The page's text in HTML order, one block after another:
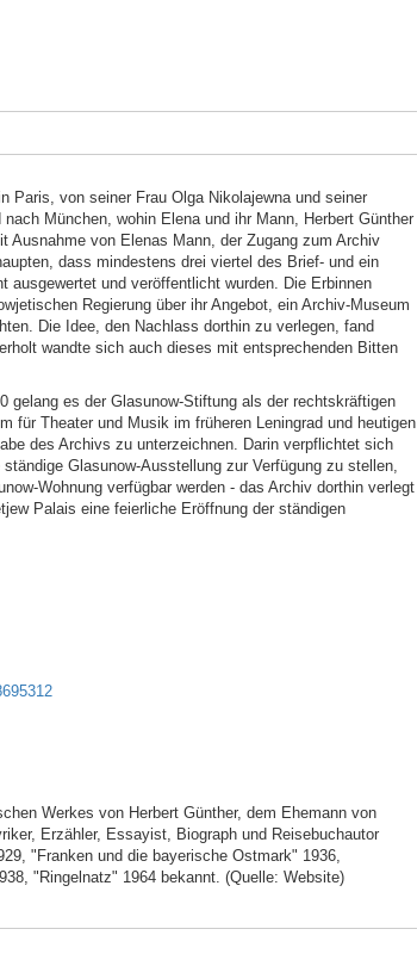
Paris, von seiner Frau Olga Nikolajewna und seiner
München, wohin Elena und ihr Mann, Herbert Günther
von Elenas Mann, der Zugang zum Archiv
dass mindestens drei viertel des Brief- und ein
und veröffentlicht wurden. Die Erbinnen
Regierung über ihr Angebot, ein Archiv-Museum
Die Idee, den Nachlass dorthin zu verlegen, fand
wandte sich auch dieses mit entsprechenden Bitten
gelang es der Glasunow-Stiftung als der rechtskräftigen
für Theater und Musik im früheren Leningrad und heutigen
des Archivs zu unterzeichnen. Darin verpflichtet sich
Glasunow-Ausstellung zur Verfügung zu stellen,
Wohnung verfügbar werden - das Archiv dorthin verlegt
Palais eine feierliche Eröffnung der ständigen
Werkes von Herbert Günther, dem Ehemann von
Erzähler, Essayist, Biograph und Reisebuchautor
"Franken und die bayerische Ostmark" 1936,
"Ringelnatz" 1964 bekannt. (Quelle: Website)